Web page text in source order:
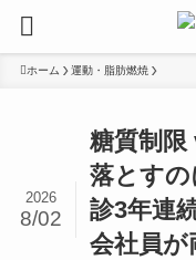
ホーム 運動・脂肪燃焼
糖質制限
落とす
診3年連
会社員が
2026
8/02